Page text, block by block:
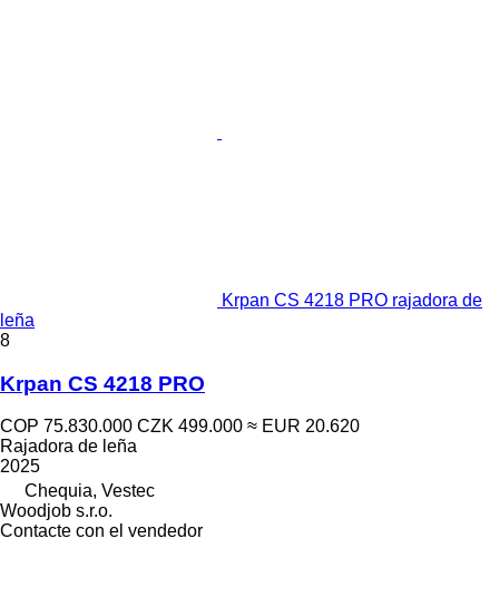
Krpan CS 4218 PRO rajadora de
leña
8
Krpan CS 4218 PRO
COP 75.830.000 CZK 499.000 ≈ EUR 20.620
Rajadora de leña
2025
Chequia, Vestec
Woodjob s.r.o.
Contacte con el vendedor